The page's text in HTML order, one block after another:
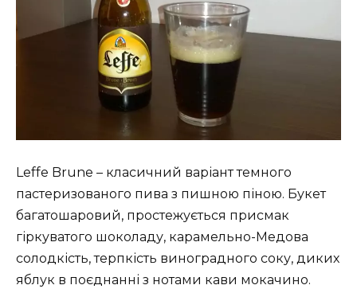
Leffe Brune – класичний варіант темного
пастеризованого пива з пишною піною. Букет
багатошаровий, простежується присмак
гіркуватого шоколаду, карамельно-Медова
солодкість, терпкість виноградного соку, диких
яблук в поєднанні з нотами кави мокачино.